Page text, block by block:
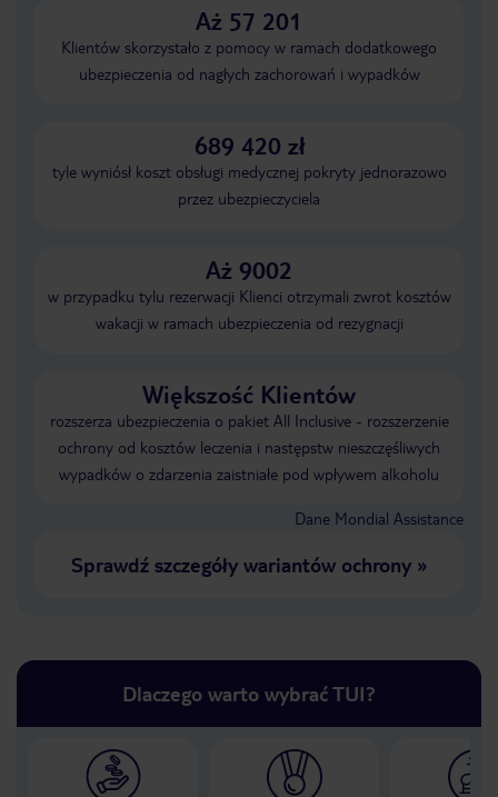
Aż 57 201
Klientów skorzystało z pomocy w ramach dodatkowego
ubezpieczenia od nagłych zachorowań i wypadków
689 420 zł
tyle wyniósł koszt obsługi medycznej pokryty jednorazowo
przez ubezpieczyciela
Aż 9002
w przypadku tylu rezerwacji Klienci otrzymali zwrot kosztów
wakacji w ramach ubezpieczenia od rezygnacji
Większość Klientów
rozszerza ubezpieczenia o pakiet All Inclusive - rozszerzenie
ochrony od kosztów leczenia i następstw nieszczęśliwych
wypadków o zdarzenia zaistniałe pod wpływem alkoholu
Dane Mondial Assistance
Sprawdź szczegóły wariantów ochrony»
Dlaczego warto wybrać TUI?